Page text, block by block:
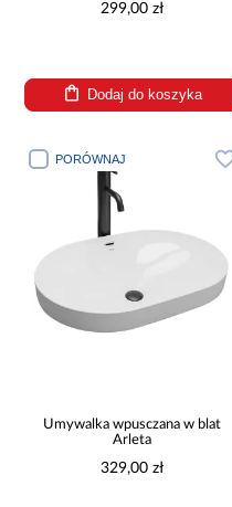
299,00 zł
Dodaj do koszyka
PORÓWNAJ
Umywalka wpusczana w blat
Arleta
329,00 zł